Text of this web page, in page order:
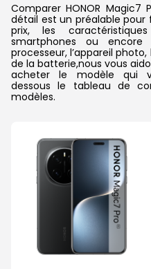
Comparer HONOR Magic7
détail est un préalable pour
prix, les
smartphones ou
processeur, l’appareil
de la batterie,nous vous
acheter le modèle qui
dessous le tableau de
modèles.